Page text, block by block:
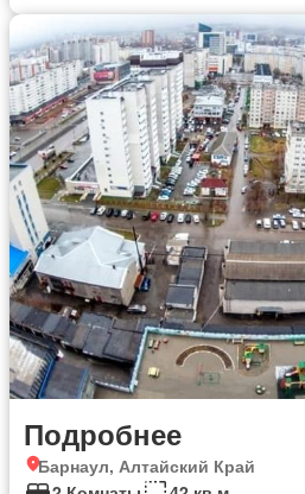
Подробнее
Барнаул, Алтайский Край